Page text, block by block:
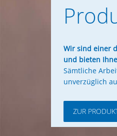
Wir sind einer
und bieten
Sämtliche
unverzüglich
ZUR